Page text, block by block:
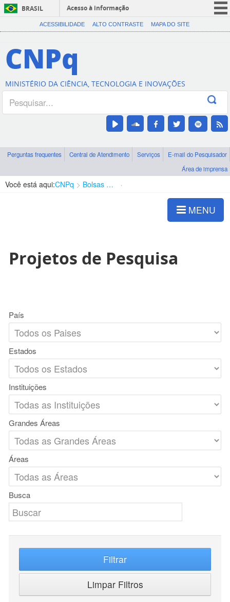
BRASIL
Acesso à informação
CORONAVÍRUS (COVID-19)
Canais
ACESSIBILIDADE ALTO CONTRASTE MAPA DO SITE
CNPq
MINISTÉRIO DA CIÊNCIA, TECNOLOGIA E INOVAÇÕES
Perguntas frequentes Central de Atendimento Serviços
E-mail do Pesquisador
Área de imprensa
Você está aqui:CNPq Bolsas e Auxílios Vigentes
MENU
Projetos de Pesquisa
País
Estados
Instituições
Grandes Áreas
Áreas
Busca
Filtrar
Limpar Filtros